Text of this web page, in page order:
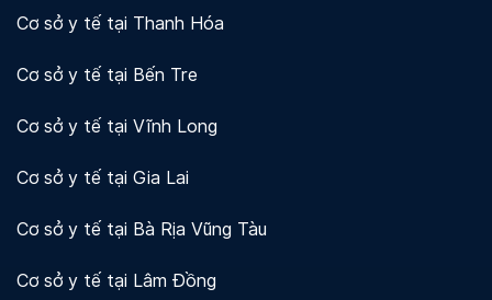
Cơ sở y tế tại Thanh Hóa
Cơ sở y tế tại Bến Tre
Cơ sở y tế tại Vĩnh Long
Cơ sở y tế tại Gia Lai
Cơ sở y tế tại Bà Rịa Vũng Tàu
Cơ sở y tế tại Lâm Đồng